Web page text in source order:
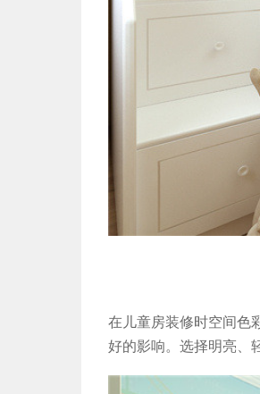
在儿童房装修时空间色
好的影响。选择明亮、